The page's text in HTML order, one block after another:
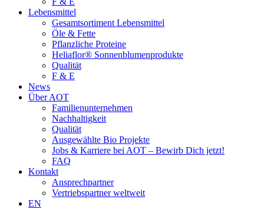
Lebensmittel
Gesamtsortiment Lebensmittel
Öle & Fette
Pflanzliche Proteine
Heliaflor® Sonnenblumenprodukte
Qualität
F & E
News
Über AOT
Familienunternehmen
Nachhaltigkeit
Qualität
Ausgewählte Bio Projekte
Jobs & Karriere bei AOT – Bewirb Dich jetzt!
FAQ
Kontakt
Ansprechpartner
Vertriebspartner weltweit
EN